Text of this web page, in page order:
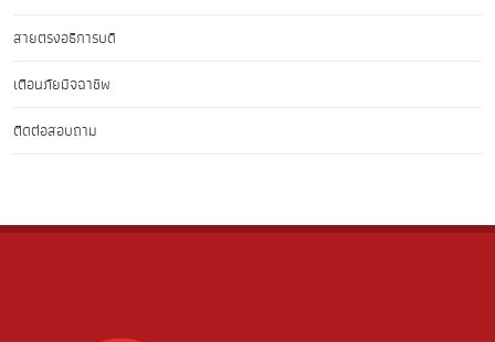
สายตรงอธิการบดี
เตือนภัยมิจฉาชีพ
ติดต่อสอบถาม